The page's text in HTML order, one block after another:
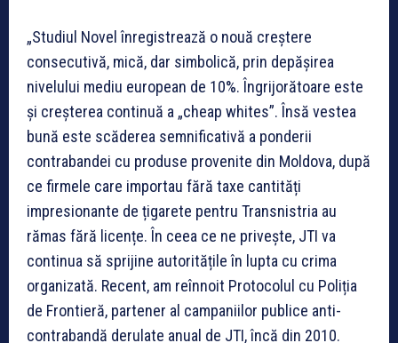
„Studiul Novel înregistrează o nouă creștere
consecutivă, mică, dar simbolică, prin depășirea
nivelului mediu european de 10%. Îngrijorătoare este
și creșterea continuă a „cheap whites”. Însă vestea
bună este scăderea semnificativă a ponderii
contrabandei cu produse provenite din Moldova, după
ce firmele care importau fără taxe cantități
impresionante de țigarete pentru Transnistria au
rămas fără licențe. În ceea ce ne privește, JTI va
continua să sprijine autoritățile în lupta cu crima
organizată. Recent, am reînnoit Protocolul cu Poliția
de Frontieră, partener al campaniilor publice anti-
contrabandă derulate anual de JTI, încă din 2010.